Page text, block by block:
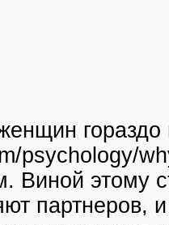
psychology/
Виной этому
партнеров,